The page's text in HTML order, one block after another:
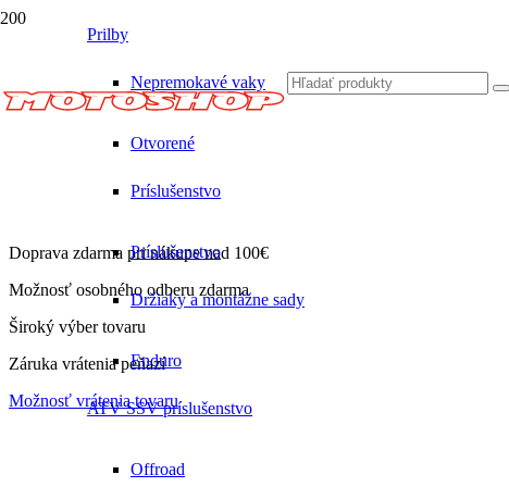
Prilby
Otvorené
Príslušenstvo
Enduro
Offroad
Nepremokavé vaky
Príslušenstvo
Držiaky a montážne sady
ATV SSV príslušenstvo
Doprava zdarma pri nákupe nad 100€
Možnosť osobného odberu zdarma
Široký výber tovaru
Záruka vrátenia peňazí
Možnosť vrátenia tovaru